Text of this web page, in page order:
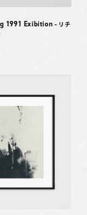
1991 Exibition – リチ